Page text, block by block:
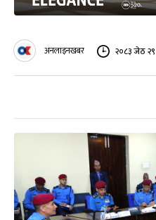
अनलाइनखबर २०८३ जेठ